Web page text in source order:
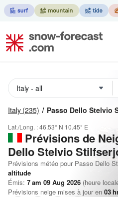
Italy (235) Passo Dello Stelvio
Lat./Long. :46.53° N 10.45° E
Prévisions de
Dello Stelvio
Prévisions météo pour Passo Dello
altitude
Émis: 7 am 09 Aug 2026 (heure
Prévisions neige mises à jour en 03